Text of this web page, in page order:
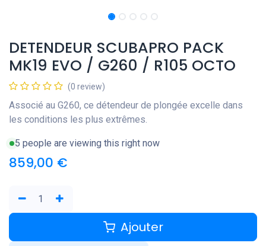
DETENDEUR SCUBAPRO PACK
MK19 EVO / G260 / R105 OCTO
(0 review)
Associé au G260, ce détendeur de plongée excelle dans
les conditions les plus extrêmes.
5 people are viewing this right now
859,00 €
Ajouter